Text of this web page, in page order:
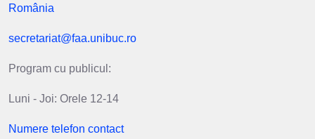
România
secretariat@faa.unibuc.ro
Program cu publicul:
Luni - Joi: Orele 12-14
Numere telefon contact